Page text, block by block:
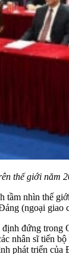
thế giới năm
nhìn thế
(ngoại giao
đứng
nhân sĩ tiến
phát triển